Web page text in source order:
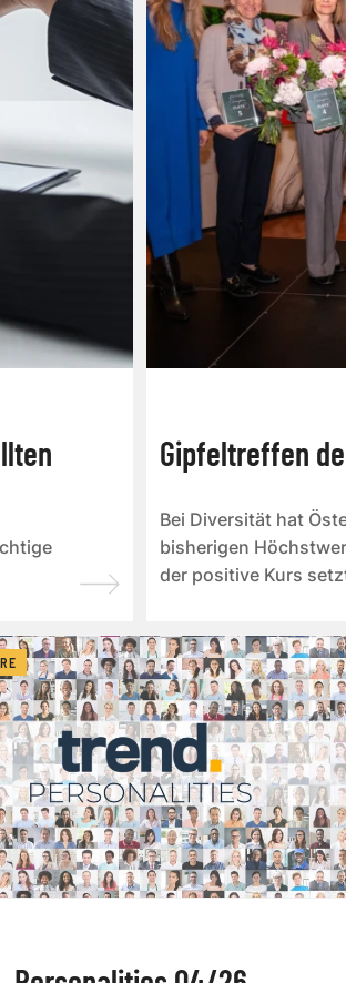
Gipfeltreffen
Bei Diversität hat
bisherigen
der positive Kurs